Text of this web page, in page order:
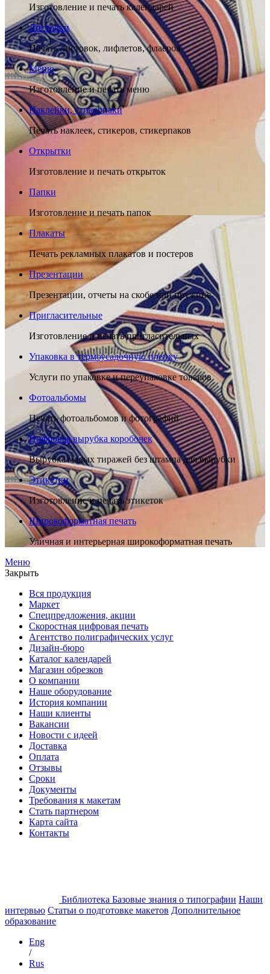
Изготовление и печать календарей
Листовки
Печать листовок, лифлетов, флаеров
Меню
Изготовление и печать меню
Наклейки, стикерпаки
Печать наклеек, стикеров, стикерпаков
Открытки
Изготовление и печать открыток
Папки
Изготовление и печать папок
Плакаты
Печать рекламных плакатов и постеров
Презентации
Презентации, отчеты на скобе или пружине
Пригласительные
Изготовление и печать пригласительных
Упаковка в термоусадочную пленку
Услуги по упаковке и переупаковке товаров
Фотоальбомы
Печать фотоальбомов и фотографий
Цифровая вырубка коробочек
Вырубка малых тиражей без штампа для вырубки
Этикетки
Изготовление и печать этикеток
Широкоформатная печать
Уличная и интерьерная широкоформатная печать
Меню
Закрыть
Вся продукция
Маркет
Спецпредложения, акции
Скоростная цифровая печать
Агентство полиграфических услуг
Дизайн-бюро
Каталог календарей
Магазин обрезков
О компании
Наше оборудование
История компании
Наши клиенты
Вакансии
Новости с идеей
Доставка
Оплата
Отзывы
Сроки
Документы
Требования к макетам
Стать партнером
Карта сайта
Контакты
Библиотека Базовые знания о типографии Наши
интервью Статьи о подготовке макетов Дополнительное
образование
Eng
/
Rus